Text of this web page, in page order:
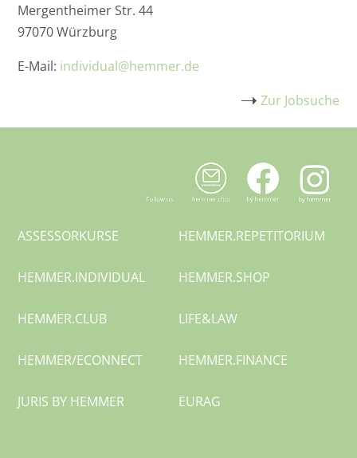
Mergentheimer Str. 44
97070 Würzburg
E-Mail: individual@hemmer.de
Zur Jobsuche
ASSESSORKURSE HEMMER.REPETITORIUM
HEMMER.INDIVIDUAL HEMMER.SHOP
HEMMER.CLUB LIFE&LAW
HEMMER/ECONNECT HEMMER.FINANCE
JURIS BY HEMMER EURAG